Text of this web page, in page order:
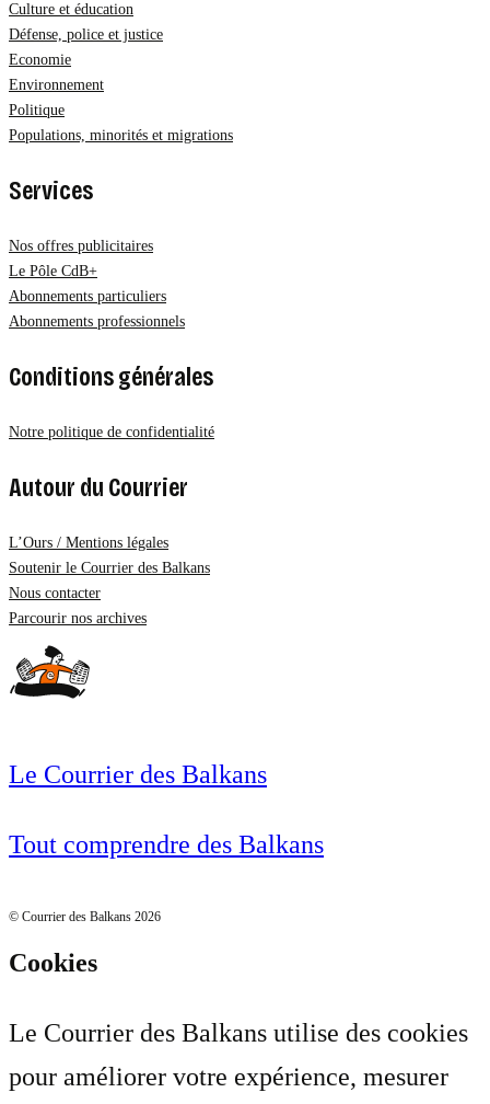
Culture et éducation
Défense, police et justice
Economie
Environnement
Politique
Populations, minorités et migrations
Services
Nos offres publicitaires
Le Pôle CdB+
Abonnements particuliers
Abonnements professionnels
Conditions générales
Notre politique de confidentialité
Autour du Courrier
L’Ours / Mentions légales
Soutenir le Courrier des Balkans
Nous contacter
Parcourir nos archives
Le Courrier des Balkans
Tout comprendre des Balkans
© Courrier des Balkans 2026
Cookies
Le Courrier des Balkans utilise des cookies
pour améliorer votre expérience, mesurer